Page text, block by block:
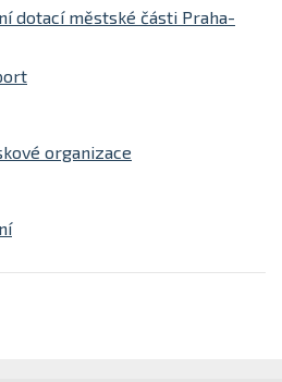
dotací městské části Praha-
organizace